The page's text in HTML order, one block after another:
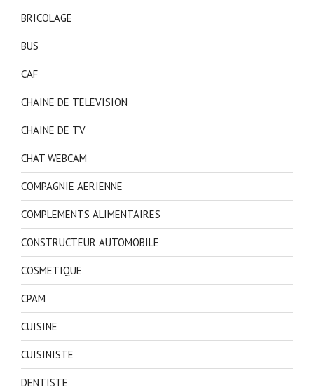
BRICOLAGE
BUS
CAF
CHAINE DE TELEVISION
CHAINE DE TV
CHAT WEBCAM
COMPAGNIE AERIENNE
COMPLEMENTS ALIMENTAIRES
CONSTRUCTEUR AUTOMOBILE
COSMETIQUE
CPAM
CUISINE
CUISINISTE
DENTISTE